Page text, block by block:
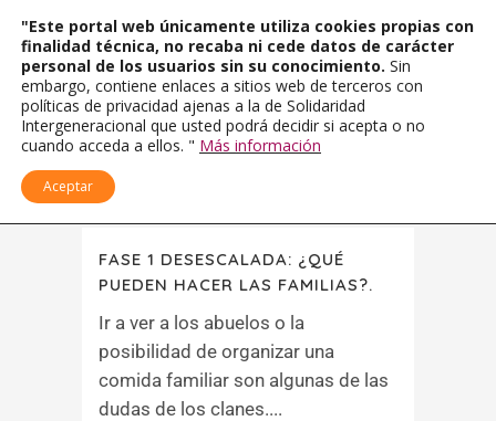
FASE 1 DESESCALADA: ¿QUÉ
PUEDEN HACER LAS FAMILIAS?.
Ir a ver a los abuelos o la
posibilidad de organizar una
comida familiar son algunas de las
dudas de los clanes....
"Este portal web únicamente utiliza cookies propias con
finalidad técnica, no recaba ni cede datos de carácter
personal de los usuarios sin su conocimiento. Sin
embargo, contiene enlaces a sitios web de terceros con
políticas de privacidad ajenas a la de Solidaridad
Intergeneracional que usted podrá decidir si acepta o no
cuando acceda a ellos. " Más información
Aceptar